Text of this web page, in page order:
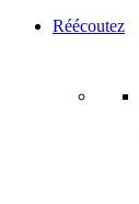
Réécoutez